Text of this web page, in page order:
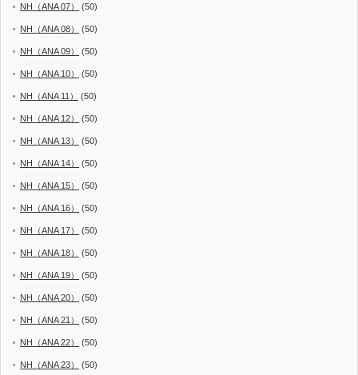
NH（ANA 07） (50)
NH（ANA 08） (50)
NH（ANA 09） (50)
NH（ANA 10） (50)
NH（ANA 11） (50)
NH（ANA 12） (50)
NH（ANA 13） (50)
NH（ANA 14） (50)
NH（ANA 15） (50)
NH（ANA 16） (50)
NH（ANA 17） (50)
NH（ANA 18） (50)
NH（ANA 19） (50)
NH（ANA 20） (50)
NH（ANA 21） (50)
NH（ANA 22） (50)
NH（ANA 23） (50)